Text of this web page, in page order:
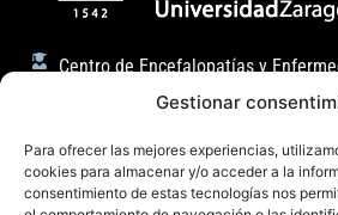
Gestionar
Para ofrecer las mejores experiencias,
cookies para almacenar y/o acceder a la
consentimiento de estas tecnologías nos
Centro de Encefalopatías y
C/ Miguel Servet, 177 50013,
badiola@unizar.es